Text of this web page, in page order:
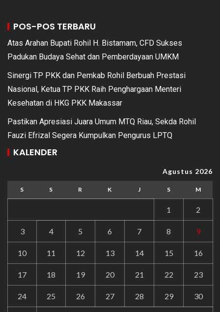
POS-POS TERBARU
Atas Arahan Bupati Rohil H. Bistamam, CFD Sukses
Padukan Budaya Sehat dan Pemberdayaan UMKM
Sinergi TP PKK dan Pemkab Rohil Berbuah Prestasi
Nasional, Ketua TP PKK Raih Penghargaan Menteri
Kesehatan di HKG PKK Makassar
Pastikan Apresiasi Juara Umum MTQ Riau, Sekda Rohil
Fauzi Efrizal Segera Kumpulkan Pengurus LPTQ
KALENDER
Agustus 2026
S S R K J S M
1 2
3 4 5 6 7 8 9
10 11 12 13 14 15 16
17 18 19 20 21 22 23
24 25 26 27 28 29 30